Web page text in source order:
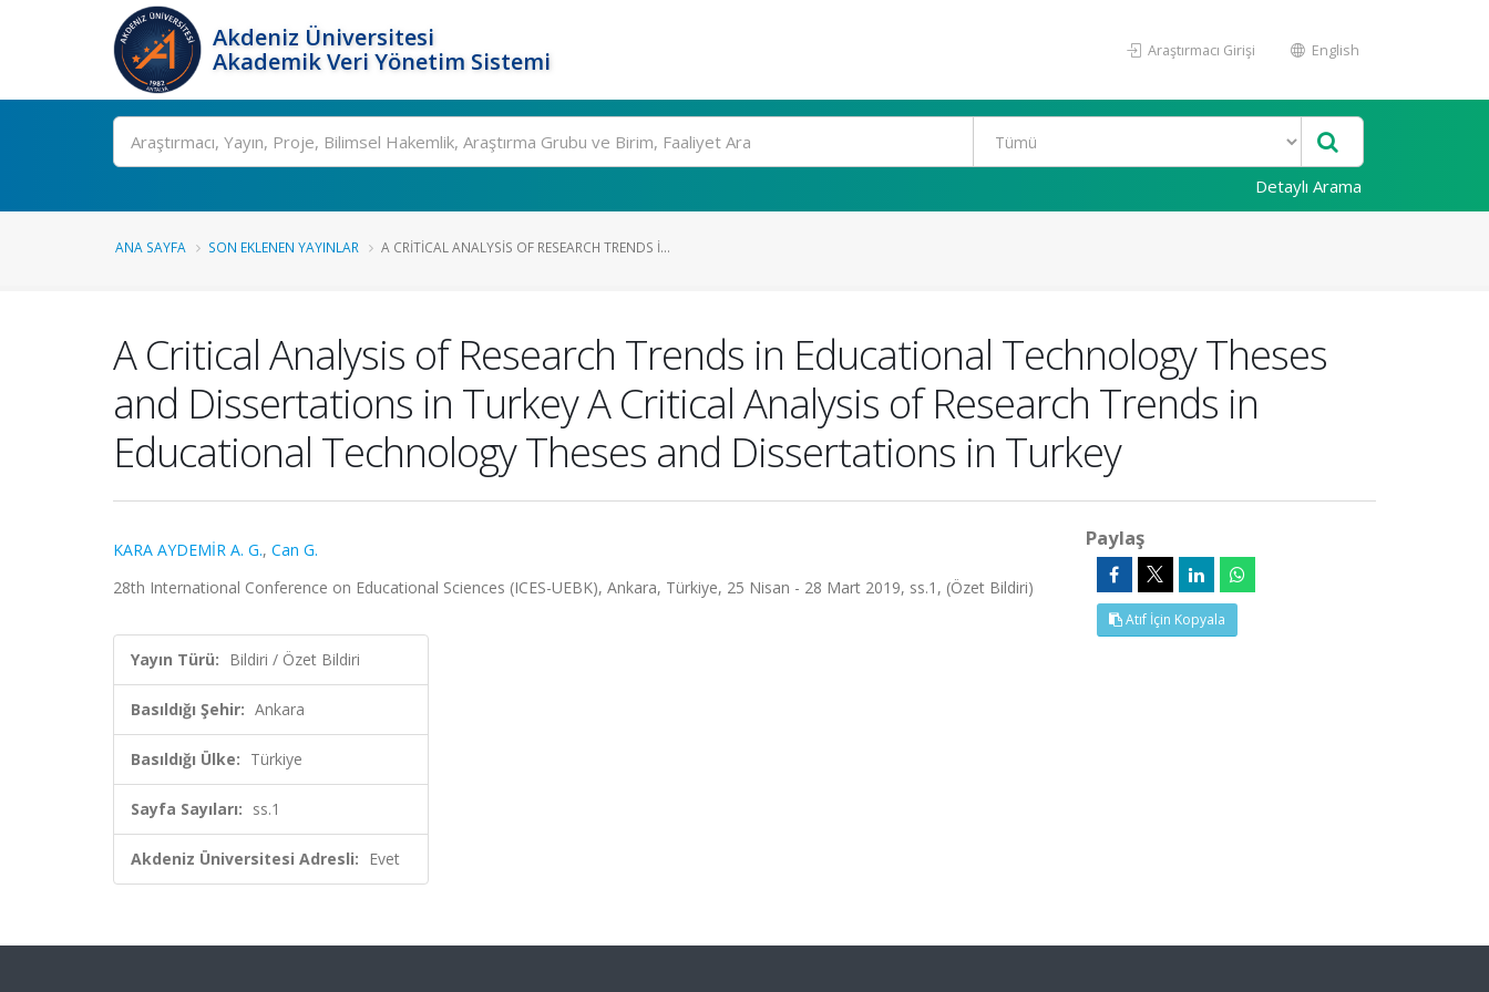
Akdeniz Üniversitesi
Akademik Veri Yönetim Sistemi
Araştırmacı Girişi English
Ara
Detaylı Arama
ANA SAYFA SON EKLENEN YAYINLAR A CRITICAL ANALYSIS OF RESEARCH TRENDS I...
A Critical Analysis of Research Trends in Educational Technology Theses
and Dissertations in Turkey A Critical Analysis of Research Trends in
Educational Technology Theses and Dissertations in Turkey
KARA AYDEMİR A. G., Can G.
28th International Conference on Educational Sciences (ICES-UEBK), Ankara, Türkiye, 25 Nisan - 28 Mart 2019, ss.1, (Özet Bildiri)
Yayın Türü: Bildiri / Özet Bildiri
Basıldığı Şehir: Ankara
Basıldığı Ülke: Türkiye
Sayfa Sayıları: ss.1
Akdeniz Üniversitesi Adresli: Evet
Paylaş
Atıf İçin Kopyala